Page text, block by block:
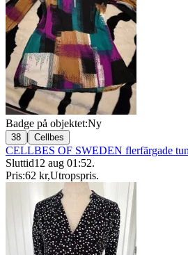
Badge på objektet:Ny
38 | Cellbes
CELLBES OF SWEDEN flerfärgade
Sluttid12 aug 01:52.
Pris:62 kr,Utropspris.